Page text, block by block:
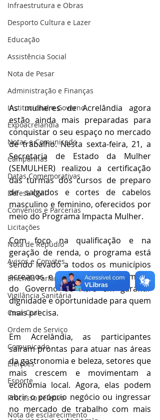
Infraestrutura e Obras
Desporto Cultura e Lazer
Educação
Assistência Social
Nota de Pesar
Administração e Finanças
Institucional e Governo
Expoacrelandia
Notas e Comunicado
Campanhas
Datas Comemorativas
Defesa Civil
Convênios e Parcerias
Licitações
Nota de Repúdio
Avisos e Convites
Emenda Parlamentar
Vigilância Sanitária
Casa Civil
Ordem de Serviço
Comunicado
Eleições
Esporte
Processo seletivo
Nota de esclarecimento
As mulheres de Acrelândia agora
estão ainda mais preparadas para
conquistar o seu espaço no mercado
de trabalho. Nesta sexta-feira, 21, a
Secretaria de Estado da Mulher
(SEMULHER) realizou a certificação
das turmas dos cursos de preparo
de salgados e cortes de cabelos
masculino e feminino, oferecidos por
meio do Programa Impacta Mulher.
Com foco na qualificação e na
geração de renda, o programa está
sendo levado a todos os municípios
acreanos e reforça o compromisso
do Governo do Acre em garantir
dignidade e oportunidade para quem
mais precisa.
Em Acrelândia, as participantes
saíram prontas para atuar nas áreas
da gastronomia e beleza, setores que
mais crescem e movimentam a
economia local. Agora, elas podem
abrir o próprio negócio ou ingressar
no mercado de trabalho com mais